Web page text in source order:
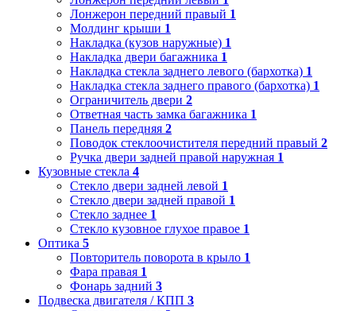
Лонжерон передний правый 1
Молдинг крыши 1
Накладка (кузов наружные) 1
Накладка двери багажника 1
Накладка стекла заднего левого (бархотка) 1
Накладка стекла заднего правого (бархотка) 1
Ограничитель двери 2
Ответная часть замка багажника 1
Панель передняя 2
Поводок стеклоочистителя передний правый 2
Ручка двери задней правой наружная 1
Кузовные стекла 4
Стекло двери задней левой 1
Стекло двери задней правой 1
Стекло заднее 1
Стекло кузовное глухое правое 1
Оптика 5
Повторитель поворота в крыло 1
Фара правая 1
Фонарь задний 3
Подвеска двигателя / КПП 3